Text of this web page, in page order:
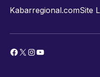
Kabarregional.comSite
Facebook
X Instagram
YouTube